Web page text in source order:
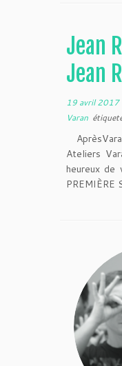
Jean
Jean
19 avril 2017
Varan
Ateliers
heureux de
PREMIÈRE